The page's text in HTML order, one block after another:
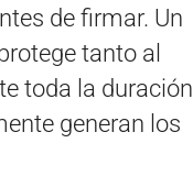
de firmar. Un
tanto al
toda la duración
generan los